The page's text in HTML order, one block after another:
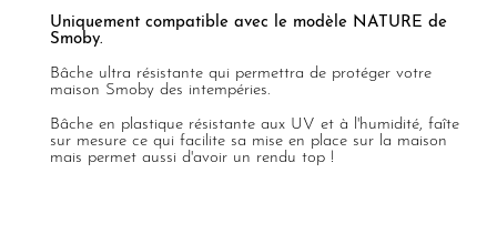
Uniquement compatible avec le modèle NATURE de
Smoby.
Bâche ultra résistante qui permettra de protéger votre
maison Smoby des intempéries.
Bâche en plastique résistante aux UV et à l'humidité, faîte
sur mesure ce qui facilite sa mise en place sur la maison
mais permet aussi d'avoir un rendu top !